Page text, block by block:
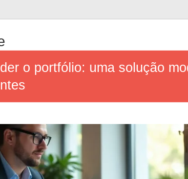
o portfólio: uma solução